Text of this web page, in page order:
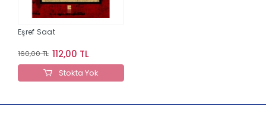
Eşref Saat
160,00 TL 112,00 TL
Stokta Yok